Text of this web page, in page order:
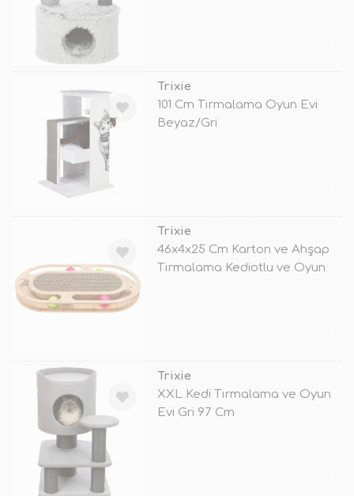
Trixie
101 Cm Tırmalama Oyun Evi
Beyaz/Gri
Trixie
46x4x25 Cm Karton ve Ahşap
Tırmalama Kediotlu ve Oyun
Trixie
XXL Kedi Tırmalama ve Oyun
Evi Gri 97 Cm